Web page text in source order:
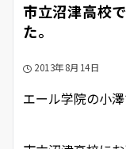
市立沼津高校
た。
2013年8月14日
エール学院の小澤